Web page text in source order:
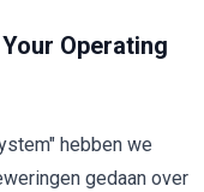
Operating
hebben we
gedaan over